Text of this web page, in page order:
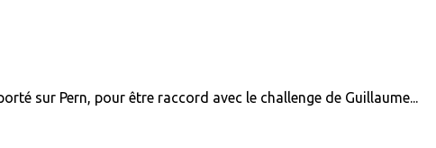
sur Pern, pour être raccord avec le challenge de Guillaume...